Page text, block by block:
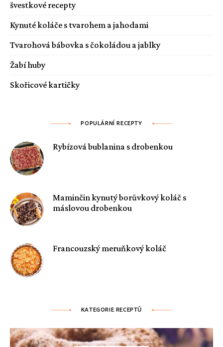
švestkové recepty
Kynuté koláče s tvarohem a jahodami
Tvarohová bábovka s čokoládou a jablky
Žabí huby
Skořicové kartičky
POPULÁRNÍ RECEPTY
Rybízová bublanina s drobenkou
Maminčin kynutý borůvkový koláč s
máslovou drobenkou
Francouzský meruňkový koláč
KATEGORIE RECEPTŮ